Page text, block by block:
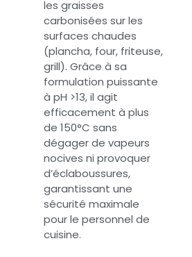
les graisses
carbonisées sur les
surfaces chaudes
(plancha, four, friteuse,
grill). Grâce à sa
formulation puissante
à pH >13, il agit
efficacement à plus
de 150°C sans
dégager de vapeurs
nocives ni provoquer
d’éclaboussures,
garantissant une
sécurité maximale
pour le personnel de
cuisine.